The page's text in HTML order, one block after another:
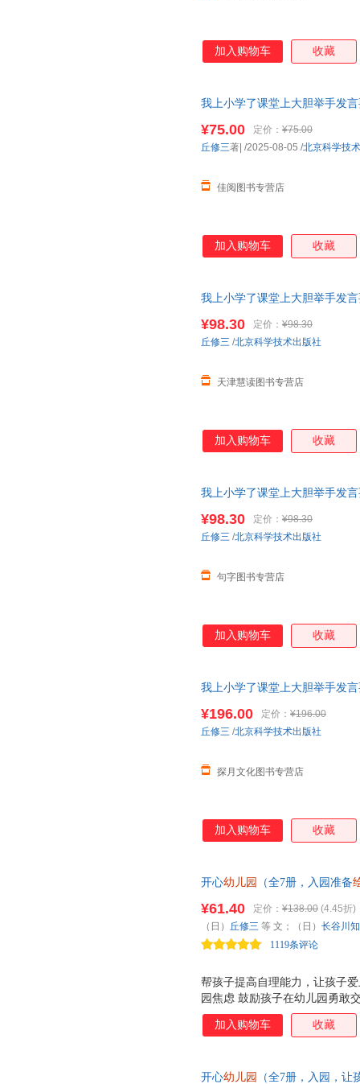
加入购物车 收藏
我上小学了课堂上大胆举手发
¥75.00 定价： ¥75.00
佳阅图书专营店
丘修三著| /2025-08-05 /北京科学技
加入购物车 收藏
我上小学了课堂上大胆举手发
¥98.30 定价： ¥98.30
天津慧读图书专营店
丘修三 /北京科学技术出版社
加入购物车 收藏
我上小学了课堂上大胆举手发
¥98.30 定价： ¥98.30
句字图书专营店
丘修三 /北京科学技术出版社
加入购物车 收藏
我上小学了课堂上大胆举手发
¥196.00 定价： ¥196.00
探月文化图书专营店
丘修三 /北京科学技术出版社
加入购物车 收藏
开心幼儿园 （全7册，入园准备
性，学会与他人友好相处，爱
帮孩子提高自理能力，让孩子
园焦虑 鼓励孩子在幼儿园勇敢
独立性 提醒孩子在幼儿园遵守
信开朗，积极向上 教会孩子解
¥61.40 定价： ¥138.00 (4.45折)
1119条评论
（日） 丘修三 等 文；（日） 长谷川
加入购物车 收藏
开心幼儿园
（全7册，入园，让